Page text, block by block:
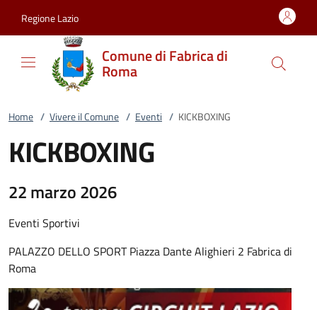
Regione Lazio
Comune di Fabrica di
Roma
Home / Vivere il Comune / Eventi / KICKBOXING
KICKBOXING
22 marzo 2026
Eventi Sportivi
PALAZZO DELLO SPORT Piazza Dante Alighieri 2 Fabrica di
Roma